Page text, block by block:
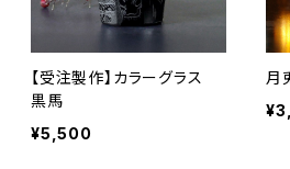
【受注製作】カラーグラス
黒馬
¥5,500
月